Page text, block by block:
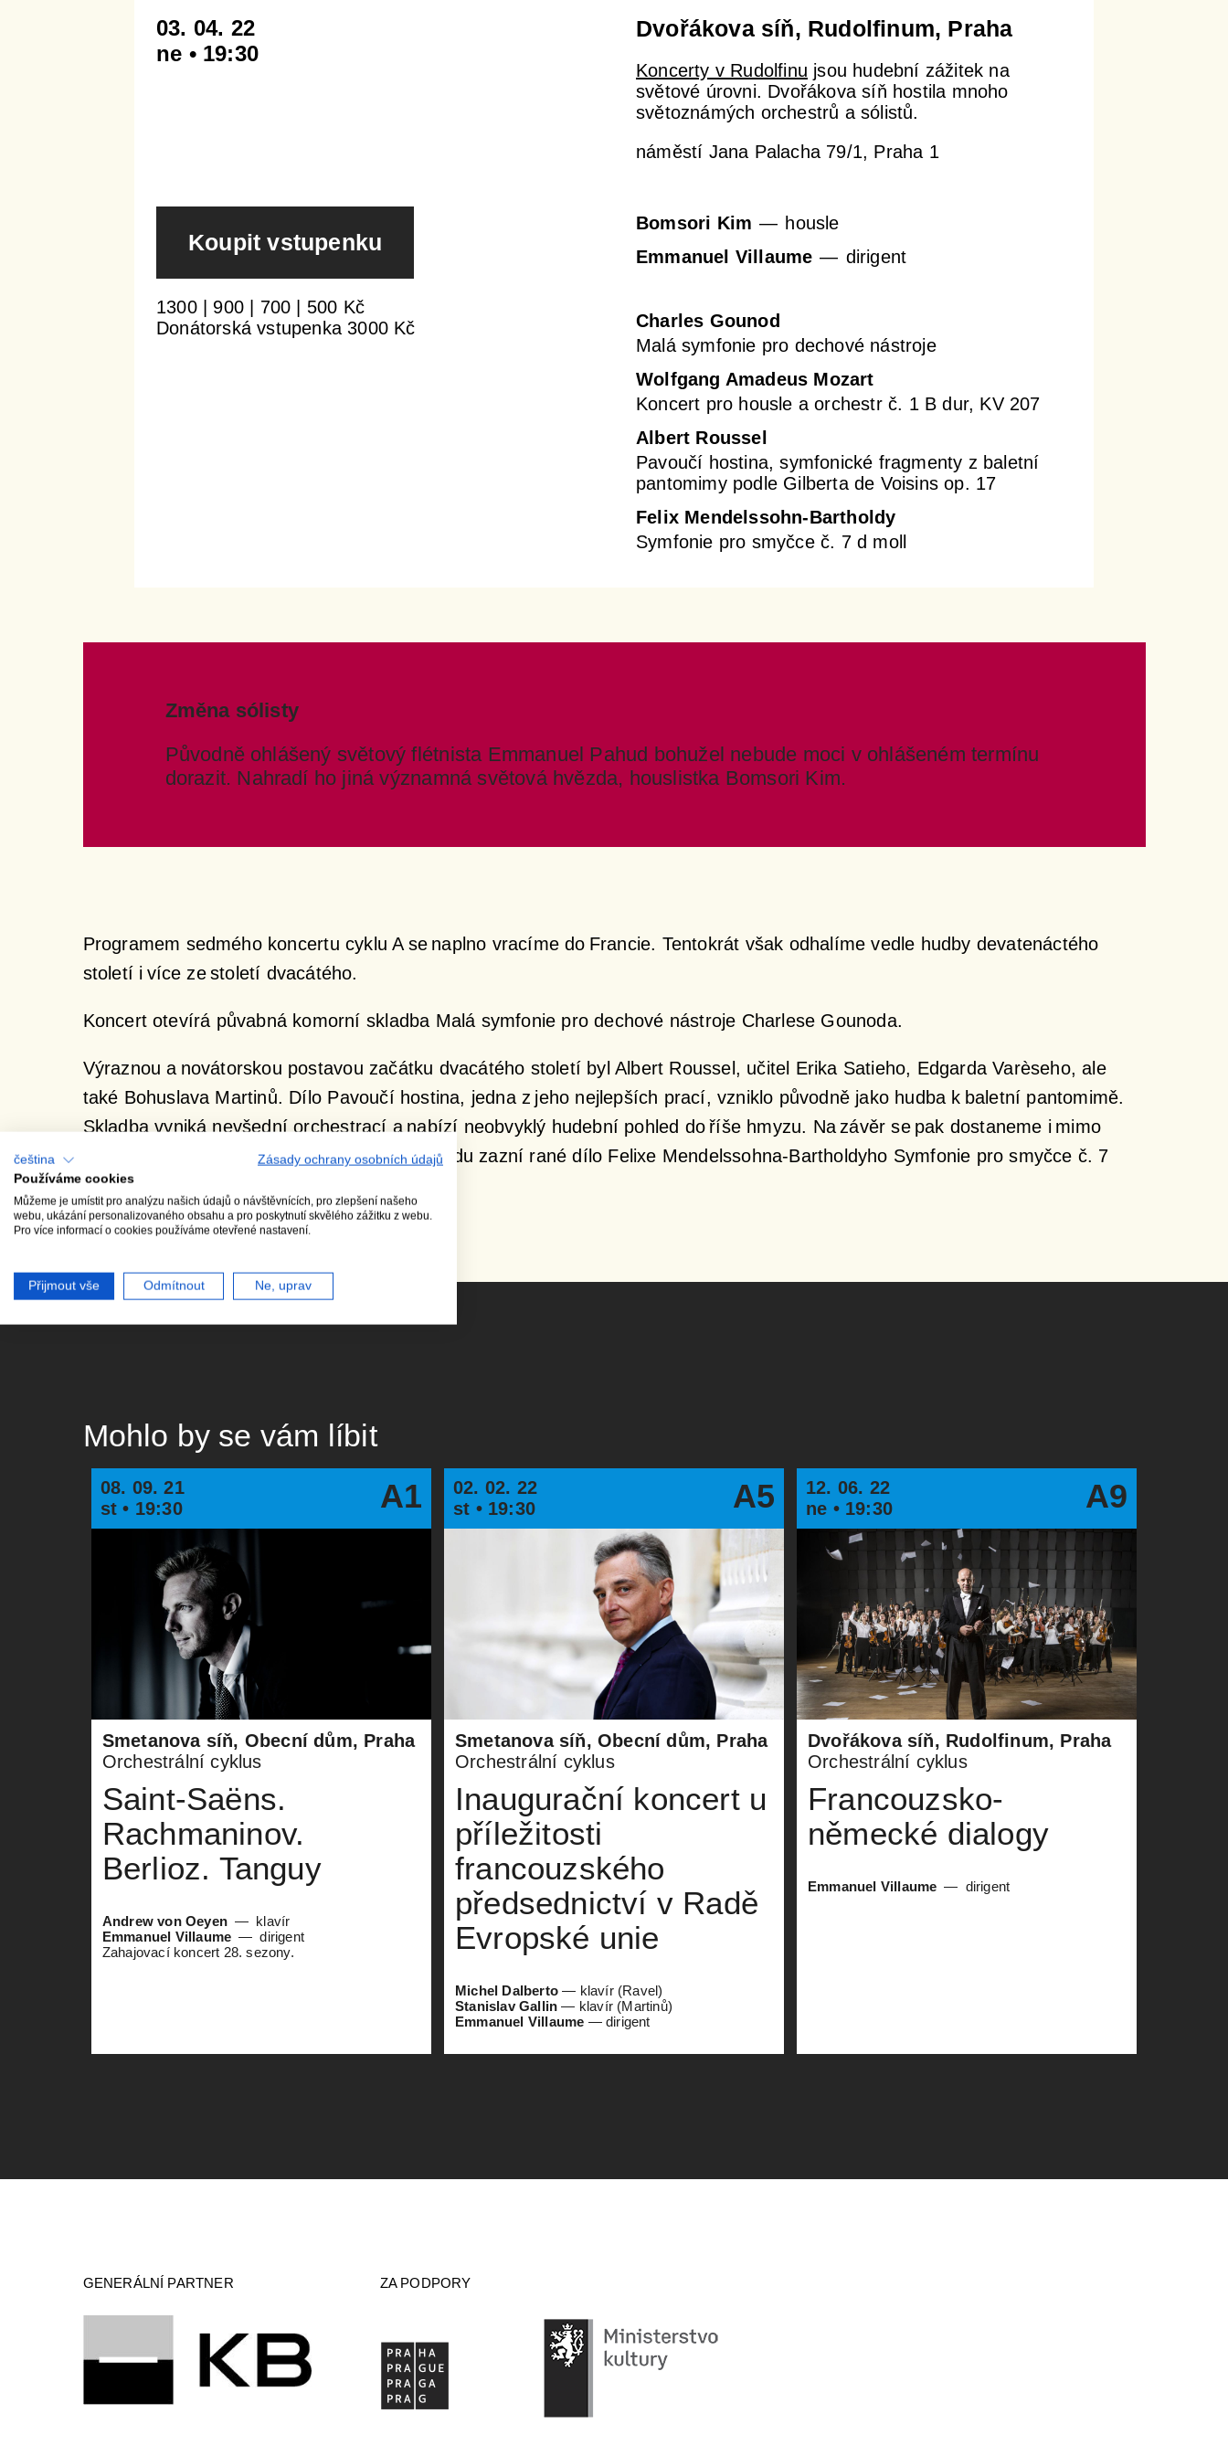
03. 04. 22
ne • 19:30
Dvořákova síň, Rudolfinum, Praha
Koncerty v Rudolfinu jsou hudební zážitek na
světové úrovni. Dvořákova síň hostila mnoho
světoznámých orchestrů a sólistů.
náměstí Jana Palacha 79/1, Praha 1
Koupit vstupenku
1300 | 900 | 700 | 500 Kč
Donátorská vstupenka 3000 Kč
Bomsori Kim
housle
Emmanuel Villaume
dirigent
Charles Gounod
Malá symfonie pro dechové nástroje
Wolfgang Amadeus Mozart
Koncert pro housle a orchestr č. 1 B dur, KV 207
Albert Roussel
Pavoučí hostina, symfonické fragmenty z baletní
pantomimy podle Gilberta de Voisins op. 17
Felix Mendelssohn-Bartholdy
Symfonie pro smyčce č. 7 d moll
Změna sólisty
Původně ohlášený světový flétnista Emmanuel Pahud bohužel nebude moci v ohlášeném termínu
dorazit. Nahradí ho jiná významná světová hvězda, houslistka Bomsori Kim.
Programem sedmého koncertu cyklu A se naplno vracíme do Francie. Tentokrát však odhalíme vedle hudby devatenáctého
století i více ze století dvacátého.
Koncert otevírá půvabná komorní skladba Malá symfonie pro dechové nástroje Charlese Gounoda.
Výraznou a novátorskou postavou začátku dvacátého století byl Albert Roussel, učitel Erika Satieho, Edgarda Varèseho, ale
také Bohuslava Martinů. Dílo Pavoučí hostina, jedna z jeho nejlepších prací, vzniklo původně jako hudba k baletní pantomimě.
Skladba vyniká nevšední orchestrací a nabízí neobvyklý hudební pohled do říše hmyzu. Na závěr se pak dostaneme i mimo
Francii: jako protiklad k čistě dechovému úvodu zazní rané dílo Felixe Mendelssohna-Bartholdyho Symfonie pro smyčce č. 7
d moll.
Mohlo by se vám líbit
08. 09. 21
st • 19:30
A1
Smetanova síň, Obecní dům, Praha
Orchestrální cyklus
Saint-Saëns.
Rachmaninov.
Berlioz. Tanguy
Andrew von Oeyen
klavír
Emmanuel Villaume
dirigent
Zahajovací koncert 28. sezony.
02. 02. 22
st • 19:30
A5
Smetanova síň, Obecní dům, Praha
Orchestrální cyklus
Inaugurační koncert u
příležitosti
francouzského
předsednictví v Radě
Evropské unie
Michel Dalberto— klavír(Ravel)
Stanislav Gallin — klavír(Martinů)
Emmanuel Villaume — dirigent
12. 06. 22
ne • 19:30
A9
Dvořákova síň, Rudolfinum, Praha
Orchestrální cyklus
Francouzsko-
německé dialogy
Emmanuel Villaume dirigent
GENERÁLNÍ PARTNER ZA PODPORY
čeština
Zásady ochrany osobních údajů
Používáme cookies
Můžeme je umístit pro analýzu našich údajů o návštěvnících, pro zlepšení našeho
webu, ukázání personalizovaného obsahu a pro poskytnutí skvělého zážitku z webu.
Pro více informací o cookies používáme otevřené nastavení.
Přijmout vše Odmítnout Ne, uprav